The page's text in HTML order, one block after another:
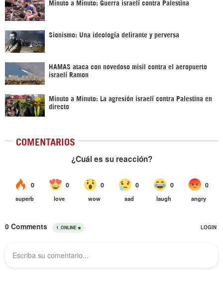
Minuto a Minuto: Guerra israelí contra Palestina
Sionismo: Una ideología delirante y perversa
HAMAS ataca con novedoso misil contra el aeropuerto
israelí Ramon
Minuto a Minuto: La agresión israelí contra Palestina en
directo
COMENTARIOS